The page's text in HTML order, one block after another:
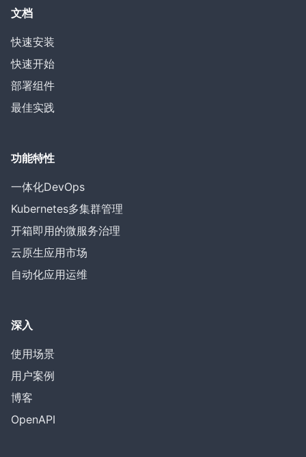
文档
快速安装
快速开始
部署组件
最佳实践
功能特性
一体化DevOps
Kubernetes多集群管理
开箱即用的微服务治理
云原生应用市场
自动化应用运维
深入
使用场景
用户案例
博客
OpenAPI